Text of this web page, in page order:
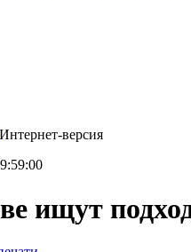
Интернет-версия
ищут